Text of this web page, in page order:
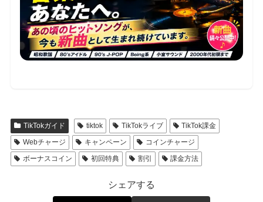
TikTokガイド tiktok TikTokライブ
TikTok課金
Webチャージ
キャンペーン
コインチャージ
ボーナスコイン
初回特典 割引 課金方法
シェアする